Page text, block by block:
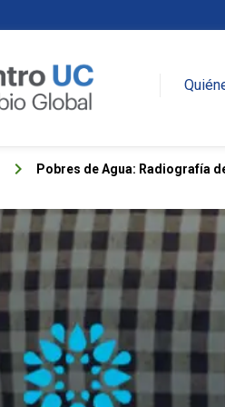
keyboard_arrow_right Pobres de Agua: Radiografía